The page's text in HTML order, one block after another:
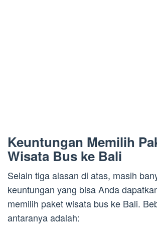
Keuntungan Memilih
Wisata Bus ke Bali
Selain tiga alasan di atas, masih
keuntungan yang bisa Anda
memilih paket wisata bus ke Bali.
antaranya adalah: